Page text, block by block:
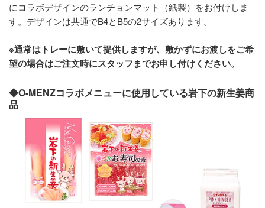
にコラボデザインのランチョンマット（紙製）をお付けしま
す。デザインは共通でB4とB5の2サイズあります。
※通常はトレーに敷いて提供しますが、敷かずにお渡しをご希
望の場合はご注文時にスタッフまでお申し付けください。
◆O-MENZコラボメニューに使用している岩下の新生姜商
品